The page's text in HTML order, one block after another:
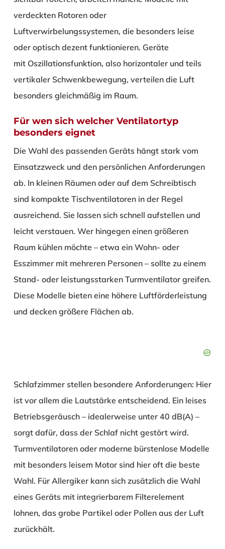
verdeckten Rotoren oder
Luftverwirbelungssystemen, die besonders leise
oder optisch dezent funktionieren. Geräte
mit Oszillationsfunktion, also horizontaler und teils
vertikaler Schwenkbewegung, verteilen die Luft
besonders gleichmäßig im Raum.
Für wen sich welcher Ventilatortyp
besonders eignet
Die Wahl des passenden Geräts hängt stark vom
Einsatzzweck und den persönlichen Anforderungen
ab. In kleinen Räumen oder auf dem Schreibtisch
sind kompakte Tischventilatoren in der Regel
ausreichend. Sie lassen sich schnell aufstellen und
leicht verstauen. Wer hingegen einen größeren
Raum kühlen möchte – etwa ein Wohn- oder
Esszimmer mit mehreren Personen – sollte zu einem
Stand- oder leistungsstarken Turmventilator greifen.
Diese Modelle bieten eine höhere Luftförderleistung
und decken größere Flächen ab.
Schlafzimmer stellen besondere Anforderungen: Hier
ist vor allem die Lautstärke entscheidend. Ein leises
Betriebsgeräusch – idealerweise unter 40 dB(A) –
sorgt dafür, dass der Schlaf nicht gestört wird.
Turmventilatoren oder moderne bürstenlose Modelle
mit besonders leisem Motor sind hier oft die beste
Wahl. Für Allergiker kann sich zusätzlich die Wahl
eines Geräts mit integrierbarem Filterelement
lohnen, das grobe Partikel oder Pollen aus der Luft
zurückhält.